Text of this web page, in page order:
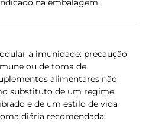
a imunidade: precaução
ou de toma de
alimentares não
substituto de um regime
e de um estilo de vida
diária recomendada.